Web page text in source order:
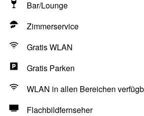
Bar/Lounge
Zimmerservice
Gratis WLAN
Gratis Parken
WLAN in allen Bereichen
Flachbildfernseher